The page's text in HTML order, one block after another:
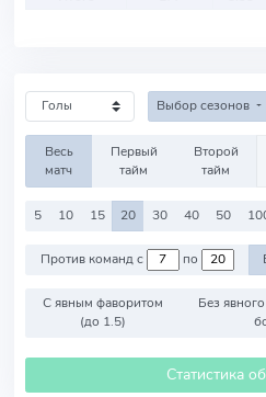
Выбор сезонов
Весь
матч
Первый
тайм
Второй
тайм
5 10 15 20 30 40 50
Против команд с по
С явным фаворитом
(до 1.5)
Без
Статистика